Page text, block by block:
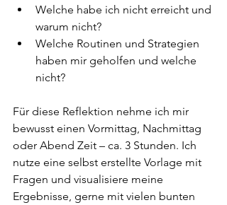
Welche habe ich nicht erreicht und
warum nicht?
Welche Routinen und Strategien
haben mir geholfen und welche
nicht?
Für diese Reflektion nehme ich mir
bewusst einen Vormittag, Nachmittag
oder Abend Zeit – ca. 3 Stunden. Ich
nutze eine selbst erstellte Vorlage mit
Fragen und visualisiere meine
Ergebnisse, gerne mit vielen bunten